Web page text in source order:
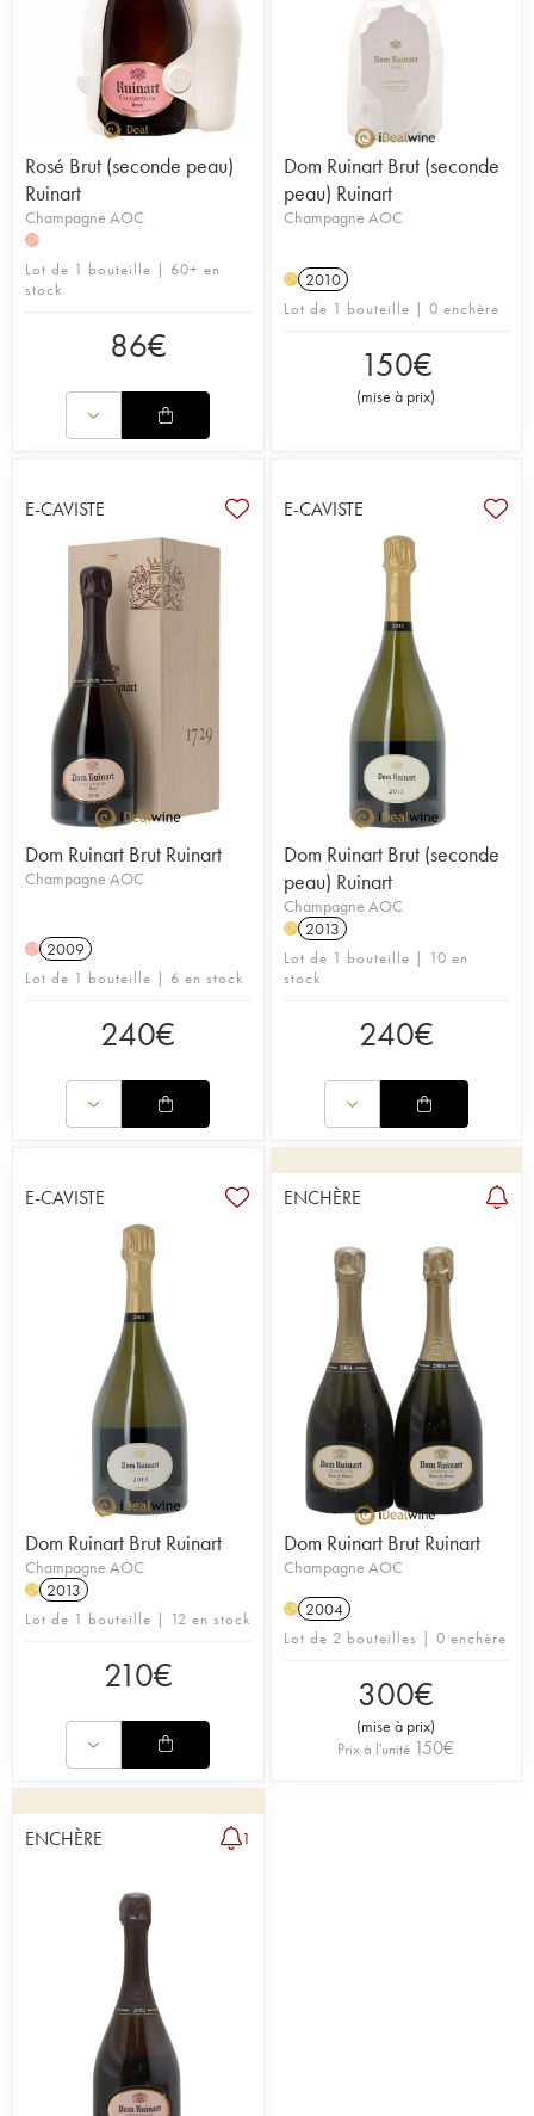
Rosé Brut (seconde peau)
Ruinart
Champagne AOC
H
Lot de 1 bouteille | 60+ en
stock
86€
Dom Ruinart Brut (seconde
peau) Ruinart
Champagne AOC
H 2010
Lot de 1 bouteille | 0 enchère
150€
(mise à prix)
E-CAVISTE
Dom Ruinart Brut Ruinart
Champagne AOC
H 2009
Lot de 1 bouteille | 6 en stock
240€
E-CAVISTE
Dom Ruinart Brut (seconde
peau) Ruinart
Champagne AOC
H 2013
Lot de 1 bouteille | 10 en
stock
240€
E-CAVISTE
Dom Ruinart Brut Ruinart
Champagne AOC
H 2013
Lot de 1 bouteille | 12 en stock
210€
ENCHÈRE
Dom Ruinart Brut Ruinart
Champagne AOC
H 2004
Lot de 2 bouteilles | 0 enchère
300€
(mise à prix)
Prix à l'unité 150€
ENCHÈRE 1